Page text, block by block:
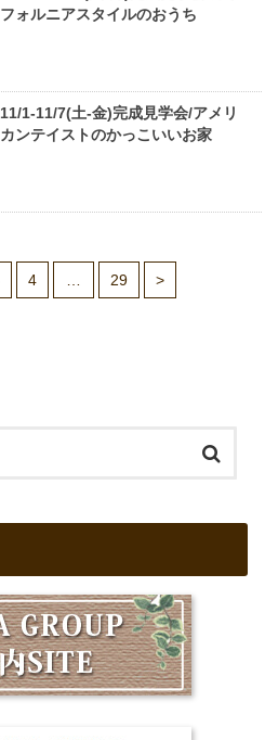
フォルニアスタイルのおうち
11/1-11/7(土-金)完成見学会/アメリ
カンテイストのかっこいいお家
4 … 29 >